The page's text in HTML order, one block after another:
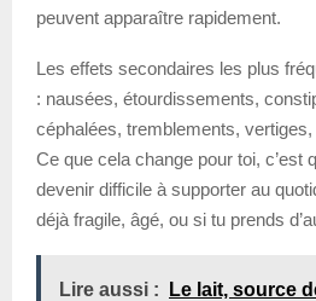
peuvent apparaître rapidement.
Les effets secondaires les plus
: nausées, étourdissements,
céphalées, tremblements,
Ce que cela change pour toi, c’est
devenir difficile à supporter au
déjà fragile, âgé, ou si tu prends
Lire aussi :
Le lait, source